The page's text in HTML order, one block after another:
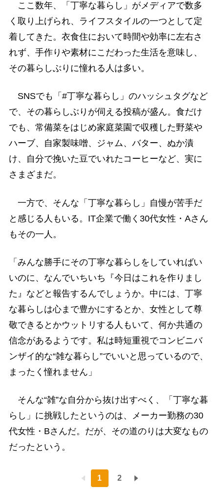
ここ数年、「丁寧な暮らし」がメディアで数多
く取り上げられ、ライフスタイルの一つとして定
着してきた。衣食住において時間や効率に左右さ
れず、手作りや素材にこだわった生活を意味し、
その暮らしぶりに憧れる人は多い。
SNSでも「#丁寧な暮らし」のハッシュタグなど
で、その暮らしぶりが伺える投稿が盛ん。食だけ
でも、常備菜をはじめ家庭菜園で収穫した野菜や
ハーブ、自家製味噌、ジャム、バター、ぬか漬
け、自分で挽いた豆でいれたコーヒーなど、実に
さまざまだ。
一方で、そんな「丁寧な暮らし」自慢が苦手だ
と感じる人もいる。IT企業で働く30代女性・Aさん
もその一人。
「みんな勝手にその丁寧な暮らしをしていればい
いのに、なんでいちいち『今日はこれを作りまし
た』などと報告するんでしょうか。中には、丁寧
な暮らしは心まで豊かにするとか、女性として尊
敬できるとかウットリする人もいて、何か共通の
信念があるようです。私は時短重視でコンビニバ
ンザイ的な“雑な暮らし”でいいと思っているので、
まったく憧れません」
そんな“雑”な自分から抜け出すべく、「丁寧な暮
らし」に挑戦したというのは、メーカー勤務の30
代女性・Bさんだ。だが、その道のりは大変なもの
だったという。
1 2